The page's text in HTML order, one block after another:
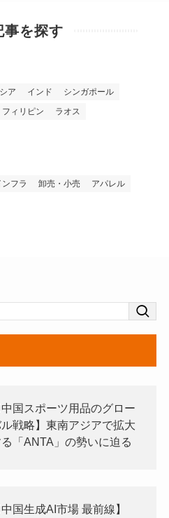
事を探す
ア インド
シンガポール
フィリピン ラオス
ンフラ 卸売・小売
アパレル
中国スポーツ用品のグロー
戦略】東南アジアで拡大
「ANTA」の勢いに迫る
中国生成AI市場 最前線】